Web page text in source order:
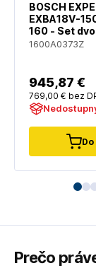
BOSCH
EXBA18V-
160 - Set
akumulátorov
1600A0373Z
945,87 €
769,00 € bez
Do
Prečo